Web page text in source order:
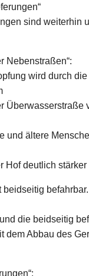
sind weiterhin
Nebenstraßen“:
wird durch
Überwasserstraße
und ältere
Hof deutlich stärker
beidseitig
die beidseitig
dem Abbau des